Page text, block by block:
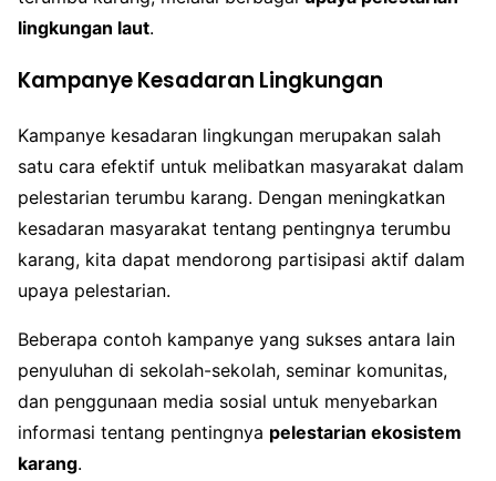
lingkungan laut.
Kampanye Kesadaran Lingkungan
Kampanye kesadaran lingkungan merupakan salah
satu cara efektif untuk melibatkan masyarakat dalam
pelestarian terumbu karang. Dengan meningkatkan
kesadaran masyarakat tentang pentingnya terumbu
karang, kita dapat mendorong partisipasi aktif dalam
upaya pelestarian.
Beberapa contoh kampanye yang sukses antara lain
penyuluhan di sekolah-sekolah, seminar komunitas,
dan penggunaan media sosial untuk menyebarkan
informasi tentang pentingnya pelestarian ekosistem
karang.